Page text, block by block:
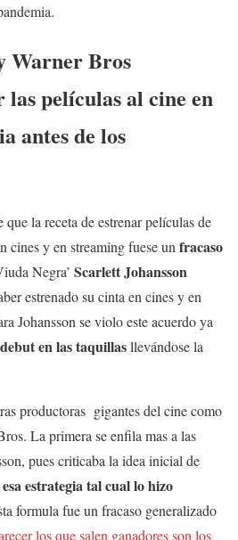
Warner Bros
películas al cine en
antes de los
la receta de estrenar películas de
cines y en streaming fuese un fracaso
Negra’ Scarlett Johansson
estrenado su cinta en cines y en
Johansson se violo este acuerdo ya
en las taquillasllevándose la
productoras gigantes del cine como
La primera se enfila mas a las
pues criticaba la idea inicial de
estrategia tal cual lo hizo
formula fue un fracaso generalizado
los que salen ganadores son los